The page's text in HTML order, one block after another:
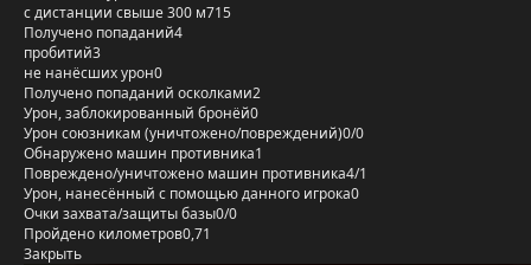
с дистанции свыше 300 м715
Получено попаданий4
пробитий3
не нанёсших урон0
Получено попаданий осколками2
Урон, заблокированный бронёй0
Урон союзникам (уничтожено/повреждений)0/0
Обнаружено машин противника1
Повреждено/уничтожено машин противника4/1
Урон, нанесённый с помощью данного игрока0
Очки захвата/защиты базы0/0
Пройдено километров0,71
Закрыть